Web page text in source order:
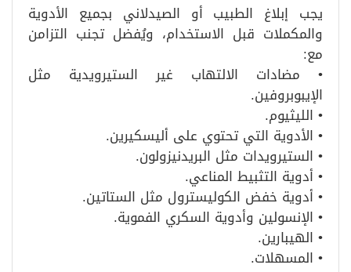
يجب إبلاغ الطبيب أو الصيدلاني بجميع الأدوية
والمكملات قبل الاستخدام، ويُفضل تجنب التزامن
مع:
• مضادات الالتهاب غير الستيرويدية مثل
الإيبوبروفين.
• الليثيوم.
• الأدوية التي تحتوي على أليسكيرين.
• الستيرويدات مثل البريدنيزولون.
• أدوية التثبيط المناعي.
• أدوية خفض الكوليسترول مثل الستاتين.
• الإنسولين وأدوية السكري الفموية.
• الهيبارين.
• المسهلات.